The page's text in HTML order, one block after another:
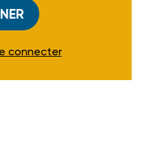
connecter